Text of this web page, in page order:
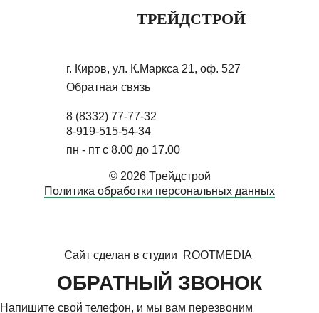
ТРЕЙДСТРОЙ
г. Киров, ул. К.Маркса 21, оф. 527
Обратная связь
8 (8332) 77-77-32
8-919-515-54-34
пн - пт с 8.00 до 17.00
© 2026 Трейдстрой
Политика обработки персональных данных
Сайт сделан в студии ROOTMEDIA
ОБРАТНЫЙ ЗВОНОК
Напишите свой телефон, и мы вам перезвоним